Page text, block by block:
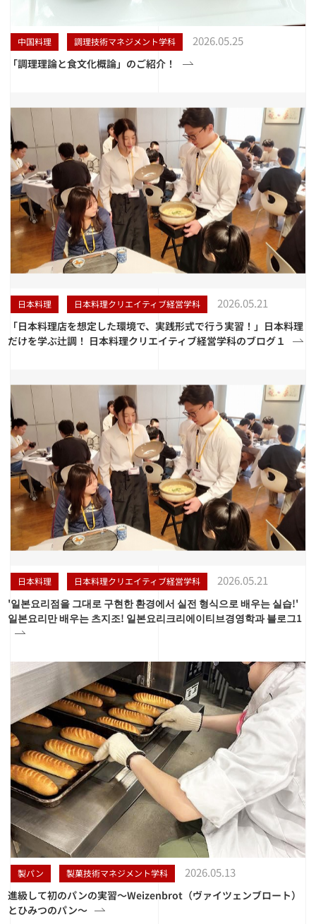
中国料理 調理技術マネジメント学科 2026.05.25
「調理理論と食文化概論」のご紹介！
日本料理 日本料理クリエイティブ経営学科 2026.05.21
「日本料理店を想定した環境で、実践形式で行う実習！」日本料理
だけを学ぶ辻調！ 日本料理クリエイティブ経営学科のブログ１
日本料理 日本料理クリエイティブ経営学科 2026.05.21
'일본요리점을 그대로 구현한 환경에서 실전 형식으로 배우는 실습!'
일본요리만 배우는 츠지조! 일본요리크리에이티브경영학과 블로그1
製パン 製菓技術マネジメント学科 2026.05.13
進級して初のパンの実習〜Weizenbrot（ヴァイツェンブロート）
とひみつのパン〜